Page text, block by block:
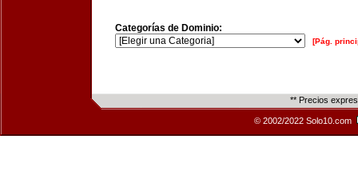
Categorías de Dominio:
[Pág.
** Precios
© 2002/2022 Solo10.com